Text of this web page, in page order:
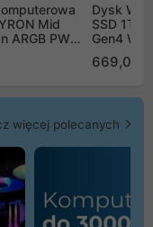
Mid
ARGB PWM
Dysk WD
SSD 1TB
Gen4
669,00
więcej polecanych